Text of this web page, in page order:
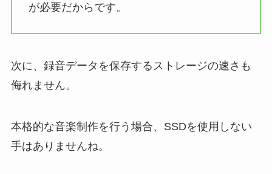
が必要だからです。
次に、録音データを保存するストレージの速さも
侮れません。
本格的な音楽制作を行う場合、SSDを使用しない
手はありませんね。